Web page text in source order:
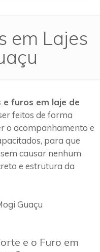
em Lajes
e furos em laje de
feitos de forma
o acompanhamento e
para que
causar nenhum
e estrutura da
e o Furo em